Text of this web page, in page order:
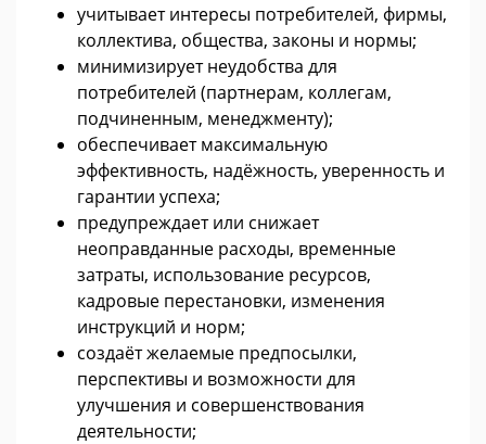
учитывает интересы потребителей, фирмы,
коллектива, общества, законы и нормы;
минимизирует неудобства для
потребителей (партнерам, коллегам,
подчиненным, менеджменту);
обеспечивает максимальную
эффективность, надёжность, уверенность и
гарантии успеха;
предупреждает или снижает
неоправданные расходы, временные
затраты, использование ресурсов,
кадровые перестановки, изменения
инструкций и норм;
создаёт желаемые предпосылки,
перспективы и возможности для
улучшения и совершенствования
деятельности;